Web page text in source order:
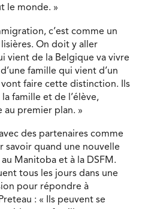
le monde. »
c’est comme un
On doit y aller
vient de la Belgique va vivre
famille qui vient d’un
vont faire cette distinction. Ils
famille et de l’élève,
au premier plan. »
des partenaires comme
savoir quand une nouvelle
Manitoba et à la DSFM.
tous les jours dans une
pour répondre à
: « Ils peuvent se